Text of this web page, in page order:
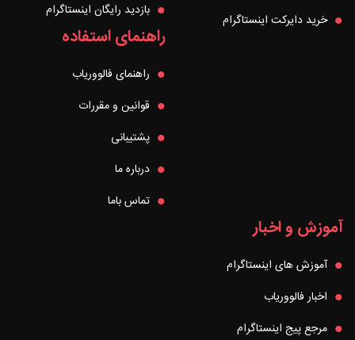
خرید دایرکت اینستاگرام
بازدید رایگان اینستاگرام
راهنمای استفاده
راهنمای فالووریاب
قوانین و مقررات
پشتیبانی
درباره ما
تماس باما
آموزش و اخبار
آموزش های اینستاگرام
اخبار فالووریاب
مرجع پیج اینستاگرام